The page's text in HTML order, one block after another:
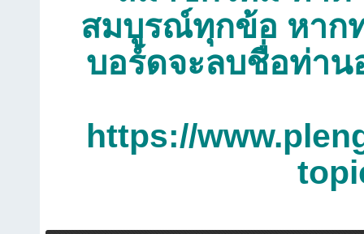
สมบูรณ์ทุกข้อ หาก
บอร์ดจะลบชื่อท่า
https://